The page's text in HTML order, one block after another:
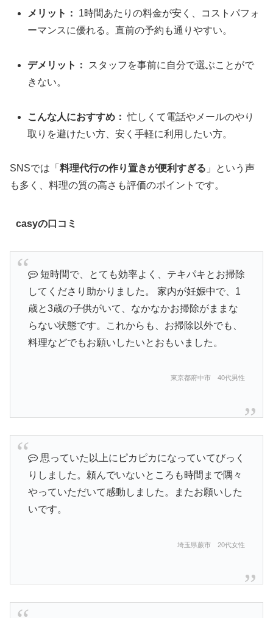
メリット：
1時間あたりの料金が安く、コストパフォ
ーマンスに優れる。直前の予約も通りやすい。
デメリット：
スタッフを事前に自分で選ぶことがで
きない。
こんな人におすすめ： 忙しくて電話やメールのやり
取りを避けたい方、安く手軽に利用したい方。
SNSでは「 料理代行の作り置きが便利すぎる 」という声
も多く、料理の質の高さも評価のポイントです。
casyの口コミ
短時間で、とても効率よく、テキパキとお掃除
してくださり助かりました。 家内が妊娠中で、1
歳と3歳の子供がいて、なかなかお掃除がままな
らない状態です。これからも、お掃除以外でも、
料理などでもお願いしたいとおもいました。
東京都府中市 40代男性
思っていた以上にピカピカになっていてびっく
りしました。頼んでいないところも時間まで隅々
やっていただいて感動しました。またお願いした
いです。
埼玉県蕨市 20代女性